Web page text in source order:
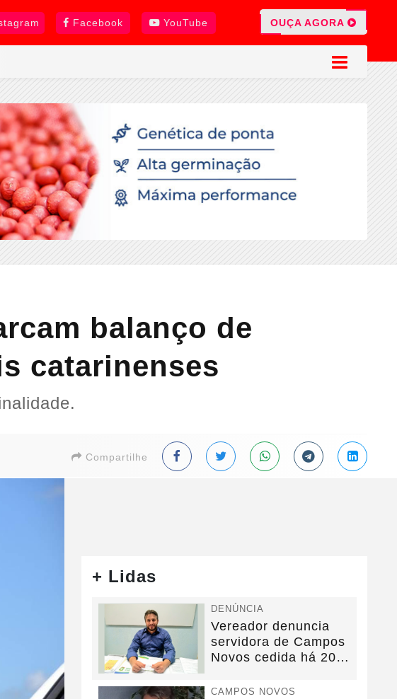
Facebook YouTube OUÇA AGORA
balanço de
catarinenses
Compartilhe
+ Lidas
DENÚNCIA
Vereador denuncia
servidora de Campos
Novos cedida há 20
CAMPOS NOVOS